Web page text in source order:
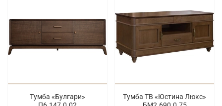
Тумба «Булгари»
Тумба ТВ «Юстина Люкс»